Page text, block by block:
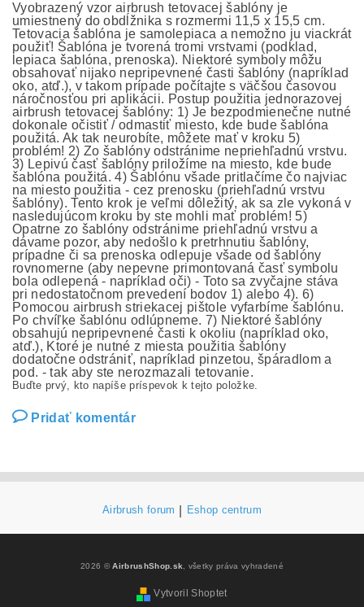
Vyobrazený vzor airbrush tetovacej šablóny je
umiestnený do obdĺžnika s rozmermi 11,5 x 15,5 cm.
Tetovacia šablóna je samolepiaca a nemožno ju viackrát
použiť! Šablóna je tvorená tromi vrstvami (podklad,
lepiaca šablóna, prenoska). Niektoré symboly môžu
obsahovať nijako nepripevnené časti šablóny (napríklad
oko, atď.), v takom prípade počítajte s väčšou časovou
náročnosťou pri aplikácii. Postup použitia jednorazovej
airbrush tetovacej šablóny: 1) Je bezpodmienečne nutné
dokonale očistiť / odmastiť miesto, kde bude šablóna
použitá. Ak tak neurobíte, môžete mať v kroku 5)
problém! 2) Zo šablóny odstránime nepriehľadnú vrstvu.
3) Lepivú časť šablóny priložíme na miesto, kde bude
šablóna použitá. 4) Šablónu všade pritlačíme čo najviac
na miesto použitia - cez prenosku (priehľadnú vrstvu
šablóny). Tento krok je veľmi dôležitý, ak sa zle vykoná v
nasledujúcom kroku by ste mohli mať problém! 5)
Opatrne zo šablóny odstránime priehľadnú vrstvu a
dávame pozor, aby nedošlo k pretrhnutiu šablóny,
prípadne či sa prenoska odlepuje všade od šablóny
rovnomerne (aby nepevne primontovaná časť symbolu
bola odlepená - napríklad oči) - Toto sa zvyčajne stáva
pri nedostatočnom prevedení bodov 1) alebo 4). 6)
Pomocou airbrush striekacej pištole vyfarbíme šablónu.
Po chvíľke šablónu odlúpneme. 7) Niektoré šablóny
obsahujú nepripevnené časti k okoliu (napríklad oko,
atď.), Ktoré je nutné z miesta použitia šablóny
dodatočne odstrániť, napríklad pinzetou, špáradlom a
pod. - tak aby ste nerozmazali tetovanie.
Buďte prvý, kto napíše príspevok k tejto položke.
Pridať komentár
Airbrush forum Eshop centrum
2026 ©AirbrushShop.sk , všetky práva vyhradené
Vytvoril Shoptet